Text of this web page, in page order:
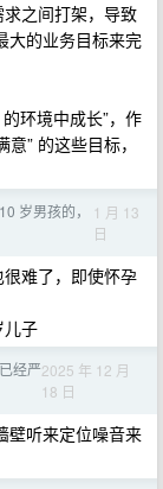
之间打架，导致
大的业务目标来完
环境中成长”，作
” 的这些目标，
岁男孩的，
1 月 13
日
难了，即使怀孕
儿子
经严2025 年 12 月
18 日
壁听来定位噪音来